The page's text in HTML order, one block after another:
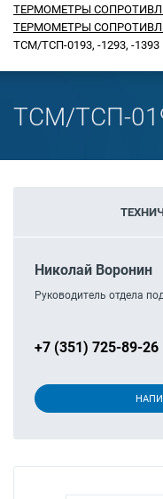
ТЕРМОМЕТРЫ
ТЕРМОМЕТРЫ
ТСМ/ТСП-0193, -1293, -1393
ТСМ/ТСП-
Николай Воронин
Руководитель отдела
+7 (351) 725-89-26